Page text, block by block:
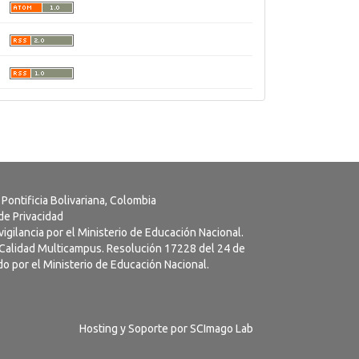
Bolivariana, Colombia
Privacidad
por el Ministerio de Educación Nacional.
Multicampus. Resolución 17228 del 24 de
por el Ministerio de Educación Nacional.
Hosting y Soporte porSCImago Lab